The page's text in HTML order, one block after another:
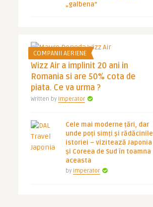
„galbena”
COMPANII AERIENE
Wizz Air a implinit 20 ani in
Romania si are 50% cota de
piata. Ce va urma ?
Written by Imperator
Cele mai moderne țări, dar
unde poți simți și rădăcinile
istoriei – vizitează Japonia
și Coreea de Sud în toamna
aceasta
by Imperator